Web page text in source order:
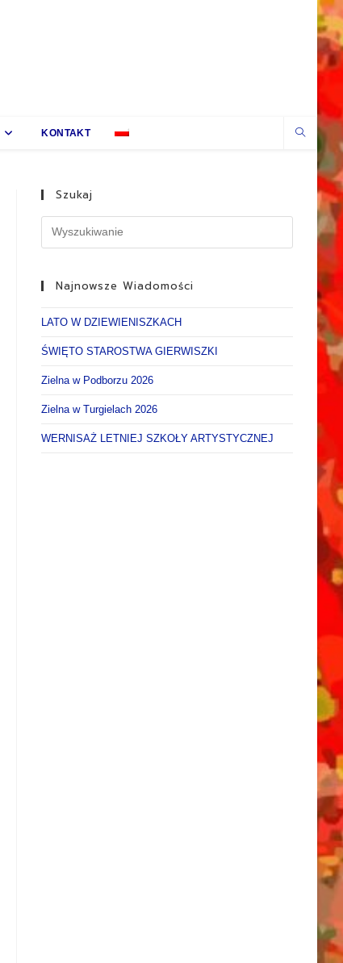
KONTAKT
Szukaj
Najnowsze Wiadomości
LATO W DZIEWIENISZKACH
ŚWIĘTO STAROSTWA GIERWISZKI
Zielna w Podborzu 2026
Zielna w Turgielach 2026
WERNISAŻ LETNIEJ SZKOŁY ARTYSTYCZNEJ